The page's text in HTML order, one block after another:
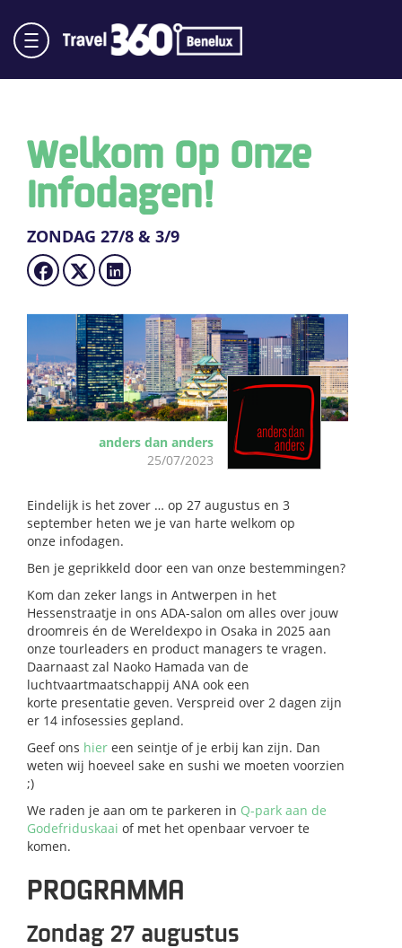
Welkom Op Onze
Infodagen!
ZONDAG 27/8 & 3/9
anders dan anders
25/07/2023
Eindelijk is het zover … op 27 augustus en 3
september heten we je van harte welkom op
onze infodagen.
Ben je geprikkeld door een van onze bestemmingen?
Kom dan zeker langs in Antwerpen in het
Hessenstraatje in ons ADA-salon om alles over jouw
droomreis én de Wereldexpo in Osaka in 2025 aan
onze tourleaders en product managers te vragen.
Daarnaast zal Naoko Hamada van de
luchtvaartmaatschappij ANA ook een
korte presentatie geven. Verspreid over 2 dagen zijn
er 14 infosessies gepland.
Geef ons hier een seintje of je erbij kan zijn. Dan
weten wij hoeveel sake en sushi we moeten voorzien
;)
We raden je aan om te parkeren in Q-park aan de
Godefriduskaai of met het openbaar vervoer te
komen.
PROGRAMMA
Zondag 27 augustus